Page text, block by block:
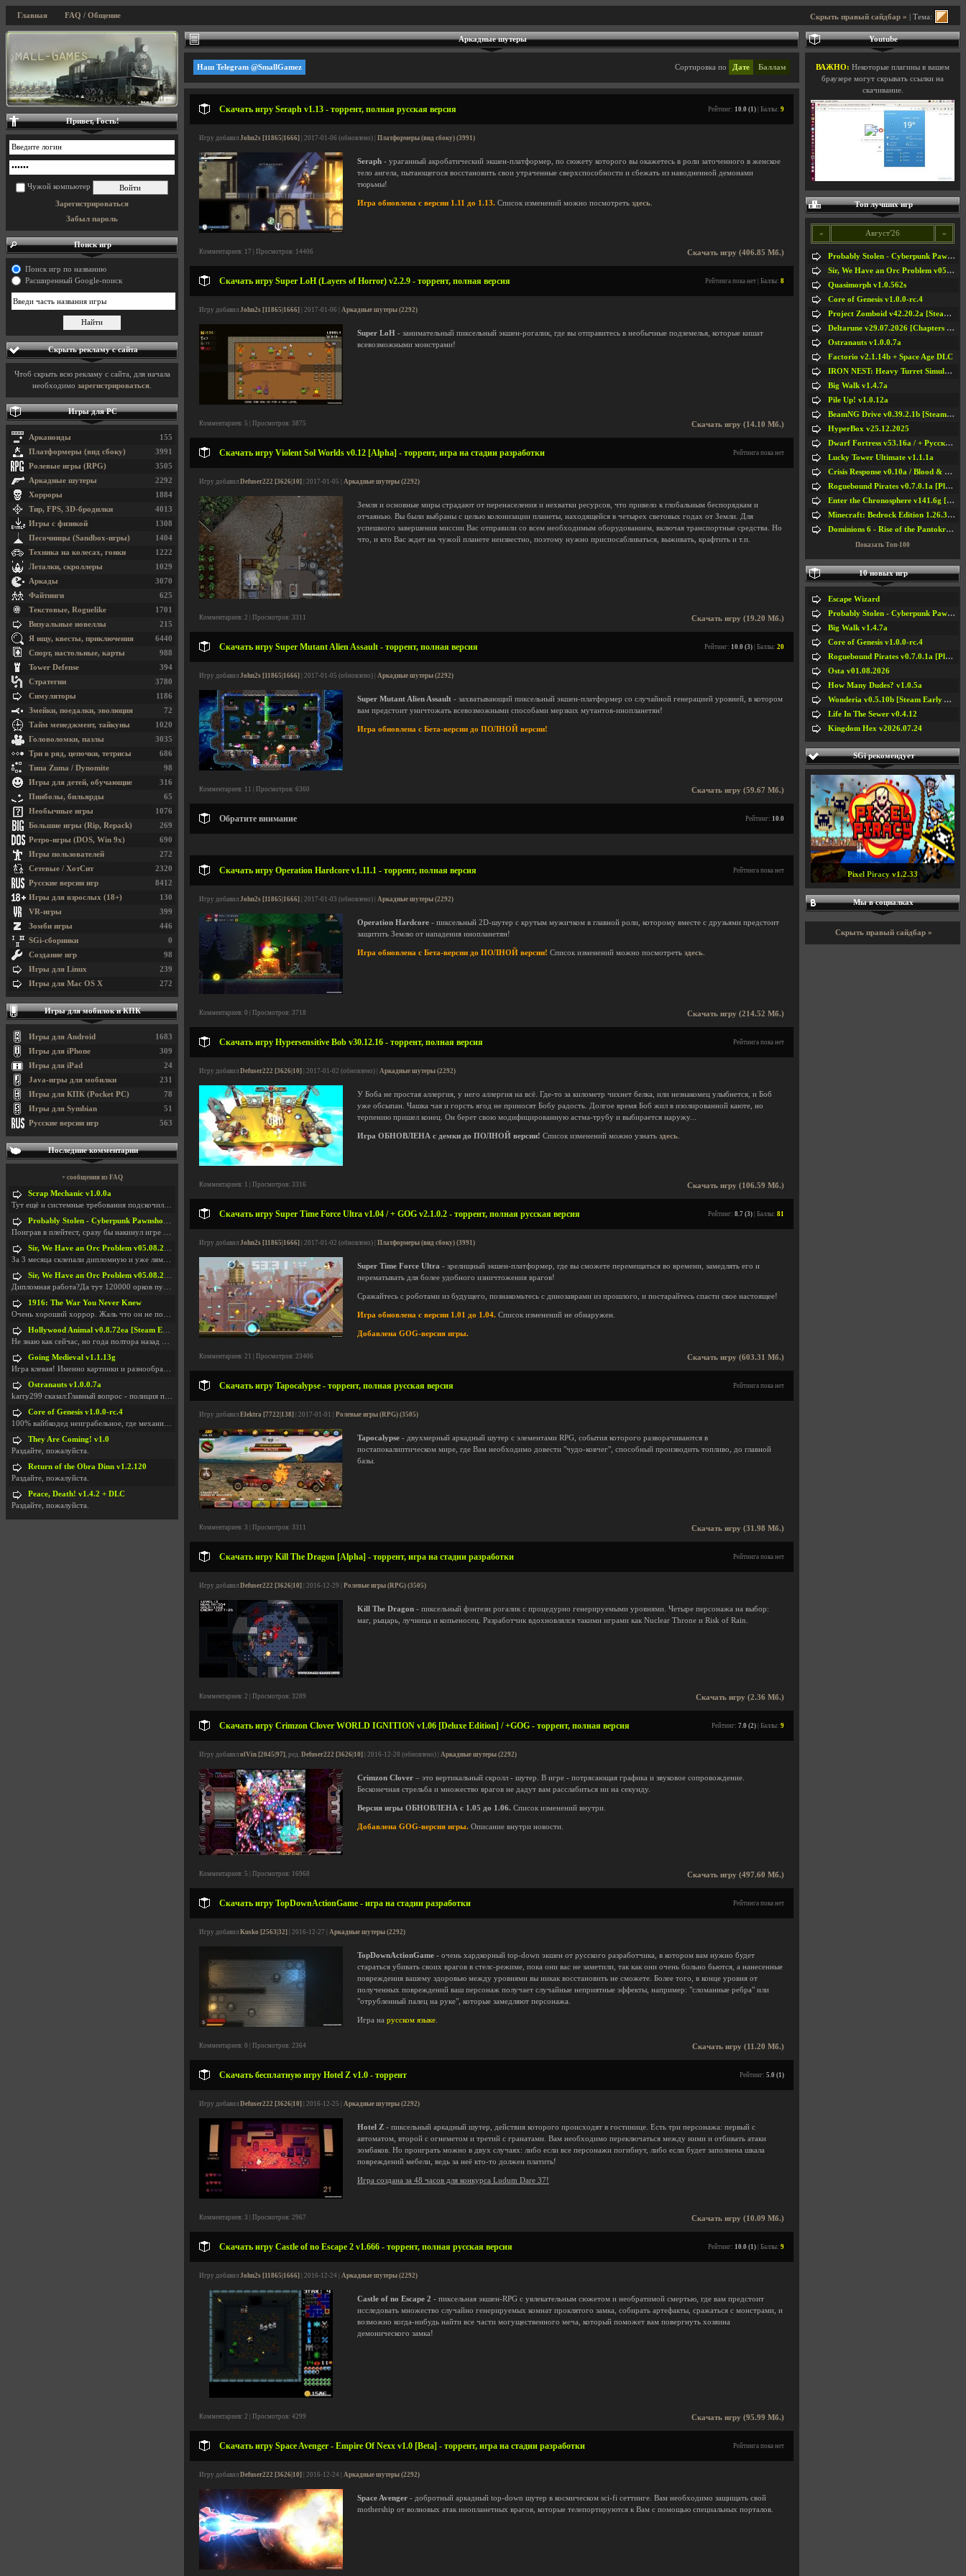
Скрыть правый сайдбар » | Тема:
Главная FAQ / Общение
Аркадные шутеры
Сортировка по Дате Баллам
Наш Telegram @SmallGamez
Скачать игру Seraph v1.13 - торрент, полная русская версия Рейтинг: 10.0 (1) | Баллы: 9
Игру добавил John2s [11865|1666] | 2017-01-06 (обновлено) | Платформеры (вид сбоку) (3991)
Seraph - ураганный акробатический экшен-платформер, по сюжету которого вы окажетесь в роли заточенного в женское
тело ангела, пытающегося восстановить свои утраченные сверхспособности и сбежать из наводненной демонами
тюрьмы!
Игра обновлена с версии 1.11 до 1.13. Список изменений можно посмотреть здесь
Скачать игру (406.85 Мб.)
Комментариев: 17 | Просмотров: 14406
Скачать игру Super LoH (Layers of Horror) v2.2.9 - торрент, полная версия Рейтинга пока нет | Баллы: 8
Игру добавил John2s [11865|1666] | 2017-01-06 | Аркадные шутеры (2292)
Super LoH - занимательный пиксельный экшен-рогалик, где вы отправитесь в необычные подземелья, которые кишат
всевозможными монстрами!
Скачать игру (14.10 Мб.)
Комментариев: 5 | Просмотров: 3875
Скачать игру Violent Sol Worlds v0.12 [Alpha] - торрент, игра на стадии разработки Рейтинга пока нет
Игру добавил Defuser222 [3626|10] | 2017-01-05 | Аркадные шутеры (2292)
Земля и основные миры страдают от перенаселения и нехватки ресурсов, что привело к глобальным беспорядкам и
отчаянью. Вы были выбраны с целью колонизации планеты, находящейся в четырех световых годах от Земли. Для
успешного завершения миссии Вас отправили со всем необходимым оборудованием, включая транспортные средства. Но
что, и кто Вас ждет на чужой планете неизвестно, поэтому нужно приспосабливаться, выживать, крафтить и т.п.
Скачать игру (19.20 Мб.)
Комментариев: 2 | Просмотров: 3311
Скачать игру Super Mutant Alien Assault - торрент, полная версия Рейтинг: 10.0 (3) | Баллы: 20
Игру добавил John2s [11865|1666] | 2017-01-05 (обновлено) | Аркадные шутеры (2292)
Super Mutant Alien Assault - захватывающий пиксельный экшен-платформер со случайной генерацией уровней, в котором
вам предстоит уничтожать всевозможными способами мерзких мутантов-инопланетян!
Игра обновлена с Бета-версии до ПОЛНОЙ версии!
Скачать игру (59.67 Мб.)
Комментариев: 11 | Просмотров: 6360
Обратите внимание Рейтинг: 10.0
Скачать игру Operation Hardcore v1.11.1 - торрент, полная версия Рейтинга пока нет
Игру добавил John2s [11865|1666] | 2017-01-03 (обновлено) | Аркадные шутеры (2292)
Operation Hardcore - пиксельный 2D-шутер с крутым мужичком в главной роли, которому вместе с друзьями предстоит
защитить Землю от нападения инопланетян!
Игра обновлена с Бета-версии до ПОЛНОЙ версии! Список изменений можно посмотреть здесь
Скачать игру (214.52 Мб.)
Комментариев: 0 | Просмотров: 3718
Скачать игру Hypersensitive Bob v30.12.16 - торрент, полная версия Рейтинга пока нет
Игру добавил Defuser222 [3626|10] | 2017-01-02 (обновлено) | Аркадные шутеры (2292)
У Боба не простая аллергия, у него аллергия на всё. Где-то за километр чихнет белка, или незнакомец улыбнется, и Боб
уже обсыпан. Чашка чая и горсть ягод не приносят Бобу радость. Долгое время Боб жил в изолированной каюте, но
терпению пришел конец. Он берет свою модифицированную астма-трубу и выбирается наружу...
Игра ОБНОВЛЕНА с демки до ПОЛНОЙ версии! Список изменений можно узнать здесь
Скачать игру (106.59 Мб.)
Комментариев: 1 | Просмотров: 3316
Скачать игру Super Time Force Ultra v1.04 / + GOG v2.1.0.2 - торрент, полная русская версия Рейтинг: 8.7 (3) | Баллы: 81
Игру добавил John2s [11865|1666] | 2017-01-02 (обновлено) | Платформеры (вид сбоку) (3991)
Super Time Force Ultra - зрелищный экшен-платформер, где вы сможете перемещаться во времени, замедлять его и
перематывать для более удобного изничтожения врагов!
Сражайтесь с роботами из будущего, познакомьтесь с динозаврами из прошлого, и постарайтесь спасти свое настоящее!
Игра обновлена с версии 1.01 до 1.04. Список изменений не обнаружен.
Добавлена GOG-версия игры.
Скачать игру (603.31 Мб.)
Комментариев: 21 | Просмотров: 23406
Скачать игру Tapocalypse - торрент, полная русская версия Рейтинга пока нет
Игру добавил Elektra [7722|138] | 2017-01-01 | Ролевые игры (RPG) (3505)
Tapocalypse - двухмерный аркадный шутер с элементами RPG, события которого разворачиваются в
постапокалиптическом мире, где Вам необходимо довести "чудо-ковчег", способный производить топливо, до главной
базы.
Скачать игру (31.98 Мб.)
Комментариев: 3 | Просмотров: 3311
Скачать игру Kill The Dragon [Alpha] - торрент, игра на стадии разработки Рейтинга пока нет
Игру добавил Defuser222 [3626|10] | 2016-12-29 | Ролевые игры (RPG) (3505)
Kill The Dragon - пиксельный фэнтези рогалик с процедурно генерируемыми уровнями. Четыре персонажа на выбор:
маг, рыцарь, лучница и копьеносец. Разработчик вдохновлялся такими играми как Nuclear Throne и Risk of Rain.
Скачать игру (2.36 Мб.)
Комментариев: 2 | Просмотров: 3289
Скачать игру Crimzon Clover WORLD IGNITION v1.06 [Deluxe Edition] / +GOG - торрент, полная версия Рейтинг: 7.0 (2) | Баллы: 9
Игру добавил olVin [2045|97], ред. Defuser222 [3626|10] | 2016-12-28 (обновлено) | Аркадные шутеры (2292)
Crimzon Clover – это вертикальный скролл - шутер. В игре - потрясающая графика и звуковое сопровождение.
Бесконечная стрельба и множество врагов не дадут вам расслабиться ни на секунду.
Версия игры ОБНОВЛЕНА с 1.05 до 1.06. Список изменений внутри.
Добавлена GOG-версия игры. Описание внутри новости.
Скачать игру (497.60 Мб.)
Комментариев: 5 | Просмотров: 16968
Скачать игру TopDownActionGame - игра на стадии разработки Рейтинга пока нет
Игру добавил Kusko [2563|32] | 2016-12-27 | Аркадные шутеры (2292)
TopDownActionGame - очень хардкорный top-down экшен от русского разработчика, в котором вам нужно будет
стараться убивать своих врагов в стелс-режиме, пока они вас не заметили, так как они очень больно бьются, а нанесенные
повреждения вашему здоровью между уровнями вы никак восстановить не сможете. Более того, в конце уровня от
полученных повреждений ваш персонаж получает случайные неприятные эффекты, например: "сломанные ребра" или
"отрубленный палец на руке", которые замедляют персонажа.
Игра на русском языке
Скачать игру (11.20 Мб.)
Комментариев: 0 | Просмотров: 2364
Скачать бесплатную игру Hotel Z v1.0 - торрент Рейтинг: 5.0 (1)
Игру добавил Defuser222 [3626|10] | 2016-12-25 | Аркадные шутеры (2292)
Hotel Z - пиксельный аркадный шутер, действия которого происходят в гостинице. Есть три персонажа: первый с
автоматом, второй с огнеметом и третий с гранатами. Вам необходимо переключаться между ними и отбивать атаки
зомбаков. Но проиграть можно в двух случаях: либо если все персонажи погибнут, либо если будет заполнена шкала
повреждений мебели, ведь за неё кто-то должен платить!
Игра создана за 48 часов для конкурса Ludum Dare 37!
Скачать игру (10.09 Мб.)
Комментариев: 3 | Просмотров: 2967
Скачать игру Castle of no Escape 2 v1.666 - торрент, полная русская версия Рейтинг: 10.0 (1) | Баллы: 9
Игру добавил John2s [11865|1666] | 2016-12-24 | Аркадные шутеры (2292)
Castle of no Escape 2 - пиксельная экшен-RPG с увлекательным сюжетом и необратимой смертью, где вам предстоит
исследовать множество случайно генерируемых комнат проклятого замка, собирать артефакты, сражаться с монстрами, и
возможно когда-нибудь найти все части могущественного меча, который поможет вам повергнуть хозяина
демонического замка!
Скачать игру (95.99 Мб.)
Комментариев: 2 | Просмотров: 4299
Скачать игру Space Avenger - Empire Of Nexx v1.0 [Beta] - торрент, игра на стадии разработки Рейтинга пока нет
Игру добавил Defuser222 [3626|10] | 2016-12-24 | Аркадные шутеры (2292)
Space Avenger - добротный аркадный top-down шутер в космическом sci-fi сеттинге. Вам необходимо защищать свой
mothership от волновых атак инопланетных врагов, которые телепортируются к Вам с помощью специальных порталов.
Привет, Гость!
Чужой компьютер
Зарегистрироваться
Забыл пароль
Поиск игр
Поиск игр по названию
Расширенный Google-поиск
Скрыть рекламу с сайта
Чтоб скрыть всю рекламу с сайта, для начала
необходимо зарегистрироваться
Игры для PC
155
Арканоиды
3991
Платформеры (вид сбоку)
3505
Ролевые игры (RPG)
2292
Аркадные шутеры
1884
Хорроры
4013
Тир, FPS, 3D-бродилки
1308
Игры с физикой
1404
Песочницы (Sandbox-игры)
1222
Техника на колесах, гонки
1029
Леталки, скроллеры
3070
Аркады
625
Файтинги
1701
Текстовые, Roguelike
215
Визуальные новеллы
6440
Я ищу, квесты, приключения
988
Спорт, настольные, карты
394
Tower Defense
3780
Стратегии
1186
Симуляторы
72
Змейки, поедалки, эволюция
1020
Тайм менеджмент, тайкуны
3035
Головоломки, пазлы
686
Три в ряд, цепочки, тетрисы
98
Типа Zuma / Dynomite
316
Игры для детей, обучающие
65
Пинболы, бильярды
1076
Необычные игры
269
Большие игры (Rip, Repack)
690
Ретро-игры (DOS, Win 9x)
272
Игры пользователей
2320
Сетевые / ХотСит
8412
Русские версии игр
130
Игры для взрослых (18+)
399
VR-игры
446
Зомби игры
0
SGi-сборники
98
Создание игр
239
Игры для Linux
272
Игры для Mac OS X
Игры для мобилок и КПК
1683
Игры для Android
309
Игры для iPhone
24
Игры для iPad
231
Java-игры для мобилки
78
Игры для КПК (Pocket PC)
51
Игры для Symbian
563
Русские версии игр
Последние комментарии
+ сообщения из FAQ
Scrap Mechanic v1.0.0a
Тут ещё и системные требования подскочили. Если не
Probably Stolen - Cyberpunk Pawnshop Simulator v048c [Playtest]
Поиграв в плейтест, сразу бы накинул игре наивысши
Sir, We Have an Orc Problem v05.08.2026
За 3 месяца склепали дипломную и уже лям двести ба
Sir, We Have an Orc Problem v05.08.2026
Дипломная работа?Да тут 120000 орков путь выбирают
1916: The War You Never Knew
Очень хороший хоррор. Жаль что он не получил должн
Hollywood Animal v0.8.72ea [Steam Early Access]
Не знаю как сейчас, но года полтора назад игра был
Going Medieval v1.1.13g
Игра клевая! Именно картинки и разнообразия в стро
Ostranauts v1.0.0.7a
karry299 сказал:Главный вопрос - полиция по-прежне
Core of Genesis v1.0.0-rc.4
100% вайбкодед неиграбельное, где механики знает т
They Are Coming! v1.0
Раздайте, пожалуйста.
Return of the Obra Dinn v1.2.120
Раздайте, пожалуйста.
Peace, Death! v1.4.2 + DLC
Раздайте, пожалуйста.
Youtube
ВАЖНО: Некоторые плагины в вашем
браузере могут скрывать ссылки на
скачивание.
Топ лучших игр
« Август'26 »
Probably Stolen - Cyberpunk Pawnshop Simulator v048c [Playtest]
Sir, We Have an Orc Problem v05.08.2026
Quasimorph v1.0.562s
Core of Genesis v1.0.0-rc.4
Project Zomboid v42.20.2a [Steam Early Access]
Deltarune v29.07.2026 [Chapters 1-5] / + RUS [Chapters 1-5]
Ostranauts v1.0.0.7a
Factorio v2.1.14b + Space Age DLC
IRON NEST: Heavy Turret Simulator v1.0a
Big Walk v1.4.7a
Pile Up! v1.0.12a
BeamNG Drive v0.39.2.1b [Steam Early Access]
HyperBox v25.12.2025
Dwarf Fortress v53.16a / + Русская Версия v50.12a
Lucky Tower Ultimate v1.1.1a
Crisis Response v0.10a / Blood & Bullet
Roguebound Pirates v0.7.0.1a [Playtest]
Enter the Chronosphere v141.6g [Steam Early Access]
Minecraft: Bedrock Edition 1.26.33.1a / + TLauncher v2.89
Dominions 6 - Rise of the Pantokrator v6.35a
Показать Топ-100
10 новых игр
Escape Wizard
Probably Stolen - Cyberpunk Pawnshop Simulator v048c [Playtest]
Big Walk v1.4.7a
Core of Genesis v1.0.0-rc.4
Roguebound Pirates v0.7.0.1a [Playtest]
Osta v01.08.2026
How Many Dudes? v1.0.5a
Wonderia v0.5.10b [Steam Early Access]
Life In The Sewer v0.4.12
Kingdom Hex v2026.07.24
SGi рекомендует
Pixel Piracy v1.2.33
Мы в социалках
Скрыть правый сайдбар »